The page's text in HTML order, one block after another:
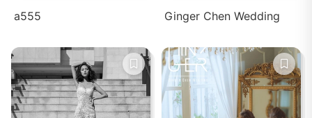
a555 Ginger Chen Wedding